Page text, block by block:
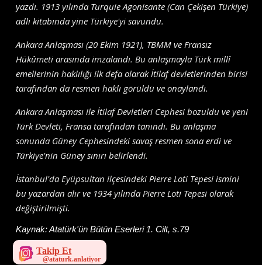
yazdı. 1913 yılında Turquie Agonisante (Can Çekişen Türkiye)
adlı kitabında yine Türkiye'yi savundu.
Ankara Anlaşması (20 Ekim 1921), TBMM ve Fransız
Hükûmeti arasında imzalandı. Bu anlaşmayla Türk millî
emellerinin haklılığı ilk defa olarak İtilaf devletlerinden birisi
tarafından da resmen haklı görüldü ve onaylandı.
Ankara Anlaşması ile İtilaf Devletleri Cephesi bozuldu ve yeni
Türk Devleti, Fransa tarafından tanındı. Bu anlaşma
sonunda Güney Cephesindeki savaş resmen sona erdi ve
Türkiye'nin Güney sınırı belirlendi.
İstanbul'da Eyüpsultan ilçesindeki Pierre Loti Tepesi ismini
bu yazardan alır ve 1934 yılında Pierre Loti Tepesi olarak
değiştirilmişti.
Kaynak:Atatürk'ün Bütün Eserleri 1. Cilt, s.79
Takip Et